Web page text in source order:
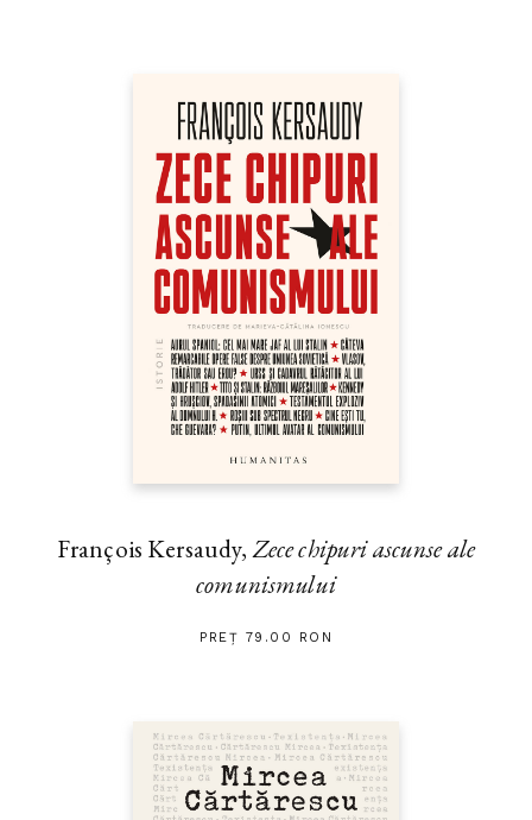
François Kersaudy,Zece chipuri ascunse ale
comunismului
PREȚ 79.00 RON